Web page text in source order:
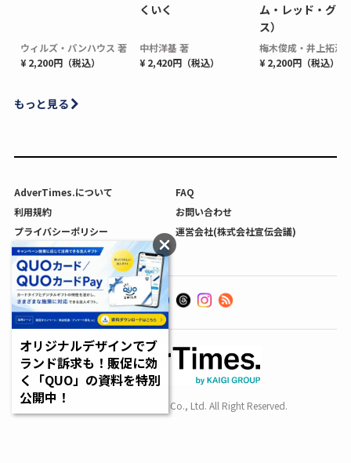
ウィルズ・パンハウス 著
¥ 2,200円（税込）
くいく
中村洋基 著
¥ 2,420円（税込）
ム・レッド・グロ
ス）
梅木俊成・井上拓海
¥ 2,200円（税込）
もっと見る
AdverTimes.について
FAQ
利用規約
お問い合わせ
プライバシーポリシー
運営会社(株式会社宣伝会議)
利用者情報の外部送信について
Copyright SENDENKAIGI Co., Ltd. All Right Reserved.
オリジナルデザインでブ
ランド訴求も！販促に効
く「QUO」の資料を特別
公開中！